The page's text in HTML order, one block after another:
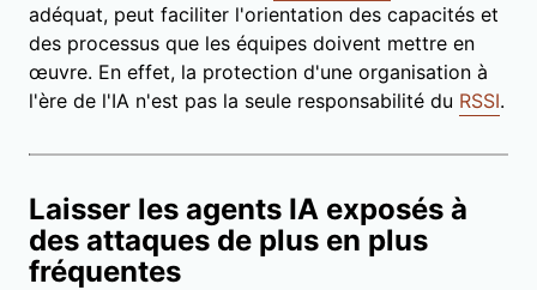
adéquat, peut faciliter l'orientation des capacités et
des processus que les équipes doivent mettre en
œuvre. En effet, la protection d'une organisation à
l'ère de l'IA n'est pas la seule responsabilité du RSSI.
Laisser les agents IA exposés à
des attaques de plus en plus
fréquentes